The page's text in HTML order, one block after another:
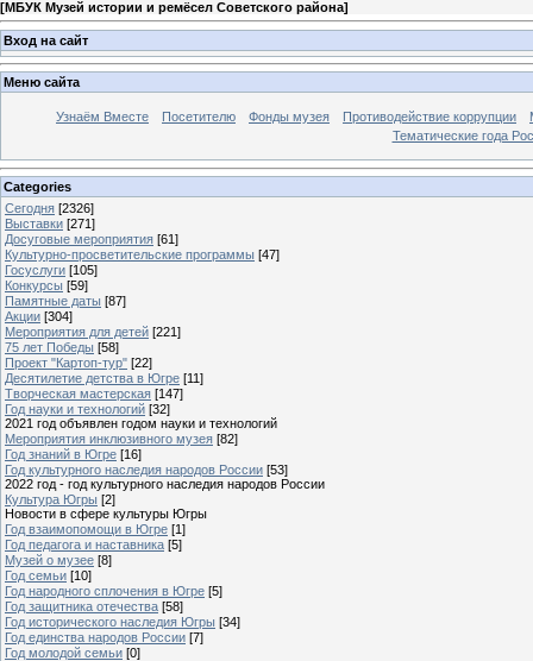
[МБУК Музей истории и ремёсел Советского района]
Вход на сайт
Меню сайта
Узнаём Вместе Посетителю Фонды музея Противодействие коррупции
Тематические года
Categories
Сегодня [2326]
Выставки [271]
Досуговые мероприятия [61]
Культурно-просветительские программы [47]
Госуслуги [105]
Конкурсы [59]
Памятные даты [87]
Акции [304]
Мероприятия для детей [221]
75 лет Победы [58]
Проект "Картоп-тур" [22]
Десятилетие детства в Югре [11]
Творческая мастерская [147]
Год науки и технологий [32]
2021 год объявлен годом науки и технологий
Мероприятия инклюзивного музея [82]
Год знаний в Югре [16]
Год культурного наследия народов России [53]
2022 год - год культурного наследия народов России
Культура Югры [2]
Новости в сфере культуры Югры
Год взаимопомощи в Югре [1]
Год педагога и наставника [5]
Музей о музее [8]
Год семьи [10]
Год народного сплочения в Югре [5]
Год защитника отечества [58]
Год исторического наследия Югры [34]
Год единства народов России [7]
Год молодой семьи [0]